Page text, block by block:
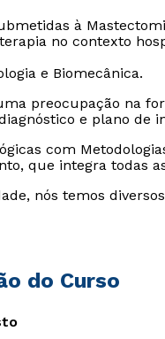
à
no contexto
e Biomecânica.
preocupação na
e plano de
com
que integra todas
nós temos
do Curso